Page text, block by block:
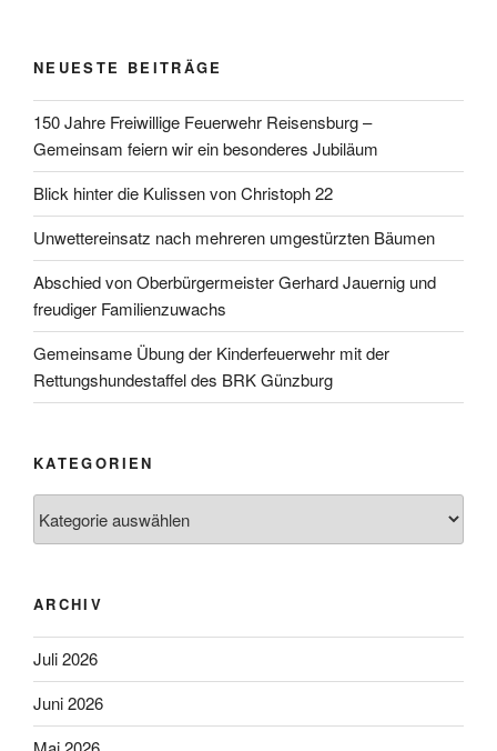
NEUESTE BEITRÄGE
150 Jahre Freiwillige Feuerwehr Reisensburg –
Gemeinsam feiern wir ein besonderes Jubiläum
Blick hinter die Kulissen von Christoph 22
Unwettereinsatz nach mehreren umgestürzten Bäumen
Abschied von Oberbürgermeister Gerhard Jauernig und
freudiger Familienzuwachs
Gemeinsame Übung der Kinderfeuerwehr mit der
Rettungshundestaffel des BRK Günzburg
KATEGORIEN
ARCHIV
Juli 2026
Juni 2026